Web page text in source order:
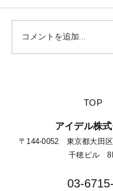
【夏休みに行き
キャンパーにオ
コメントを追加…
​TOP
アイデル株
〒144-0052 東京都大田
千穂ビル
03-